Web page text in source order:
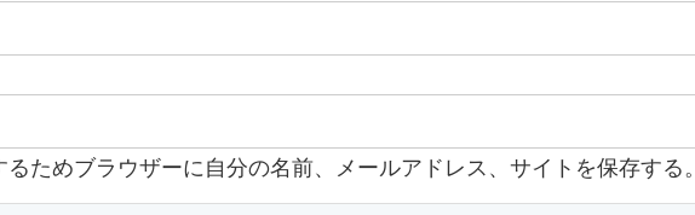
ためブラウザーに自分の名前、メールアドレス、サイトを保存する。